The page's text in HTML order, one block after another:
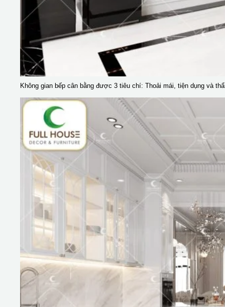
Không gian bếp cân bằng được 3 tiêu chí: Thoải mái, tiện dụng và